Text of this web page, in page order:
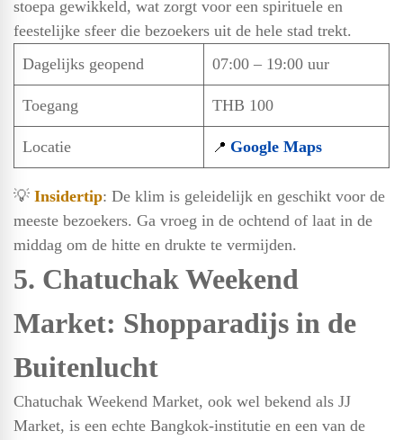
stoepa gewikkeld, wat zorgt voor een spirituele en
feestelijke sfeer die bezoekers uit de hele stad trekt.
Dagelijks geopend
07:00 – 19:00 uur
Toegang THB 100
Locatie 📍 Google Maps
💡 Insidertip: De klim is geleidelijk en geschikt voor de
meeste bezoekers. Ga vroeg in de ochtend of laat in de
middag om de hitte en drukte te vermijden.
5. Chatuchak Weekend
Market: Shopparadijs in de
Buitenlucht
Chatuchak Weekend Market, ook wel bekend als JJ
Market, is een echte Bangkok-institutie en een van de